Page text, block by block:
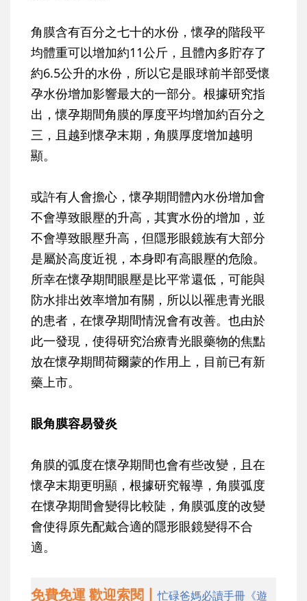
角膜含有百分之七十的水份，懷孕的階段平
均體重可以增加約11公斤，且體內多貯存了
約6.5公升的水份，所以它是眼球前半部受懷
孕水份增加影響最大的一部分。根據研究指
出，懷孕期間角膜的厚度平均增加約百分之
三，且越到懷孕末期，角膜厚度增加越明
顯。
或許有人會擔心，懷孕期間體內水份增加會
不會導致眼壓的升高，其實水份的增加，並
不會導致眼壓升高，但隱形眼鏡族有大部分
是屬於高度近視，本身即有高眼壓的危險。
所幸在懷孕期間眼壓是比平常還低，可能與
防水排出效率增加有關，所以以罹患青光眼
的患者，在懷孕期間情況會有改善。也由於
此一發現，使得研究治療青光眼藥物的焦點
放在懷孕期間荷爾蒙的作用上，目前已有新
藥上市。
眼角膜容易發炎
角膜的弧度在懷孕期間也會有些改變，且在
懷孕末期更明顯，根據研究報導，角膜弧度
在懷孕期間會變得比較陡，角膜弧度的改變
會使得原先配戴合適的隱形眼鏡變得不合
適。
免費免運 歡迎索閱丨忙碌爸媽必讀手冊《遊